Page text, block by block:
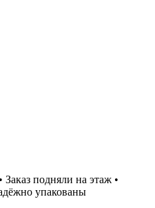
Заказ подняли на этаж •
упакованы